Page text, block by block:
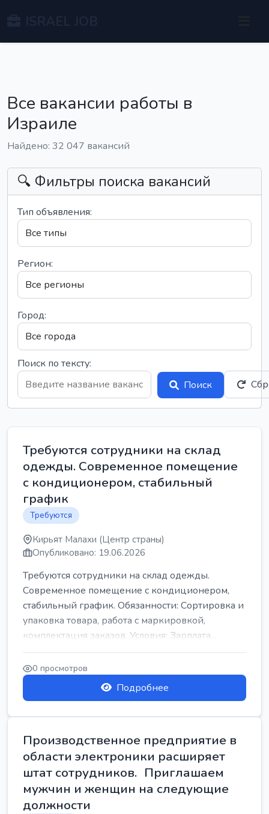
Все вакансии работы в
Израиле
Найдено: 32 047 вакансий
🔍 Фильтры поиска вакансий
Тип объявления:
Регион:
Город:
Поиск по тексту:
Поиск
Требуются сотрудники на склад
одежды. Современное помещение
с кондиционером, стабильный
график
Требуются
Кирьят Малахи (Центр страны)
Опубликовано: 19.06.2026
Требуются сотрудники на склад одежды.
Современное помещение с кондиционером,
стабильный график. Обязанности: Сортировка и
упаковка товара, работа с маркировкой,
комплектация заказов. Условия: Зарплата...
0 просмотров
Подробнее
Производственное предприятие в
области электроники расширяет
штат сотрудников. Приглашаем
мужчин и женщин на следующие
должности